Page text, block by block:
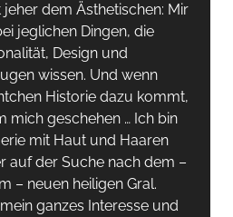
jeher dem Ästhetischen: Mir
jeglichen Dingen, die
Design und
wissen. Und wenn
Historie dazu kommt,
mich geschehen … Ich bin
mit Haut und Haaren
auf der Suche nach dem –
– neuen heiligen Gral.
ganzes Interesse und